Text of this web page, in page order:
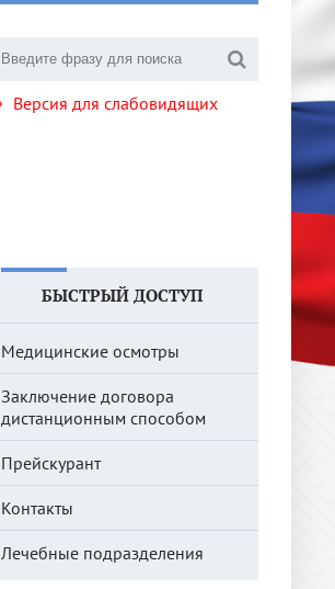
Версия для слабовидящих
БЫСТРЫЙ ДОСТУП
Медицинские осмотры
Заключение договора
дистанционным способом
Прейскурант
Контакты
Лечебные подразделения